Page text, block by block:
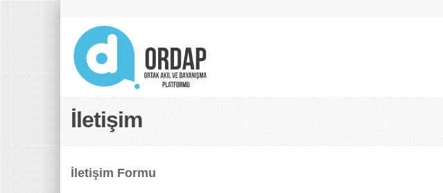
İletişim
İletişim Formu